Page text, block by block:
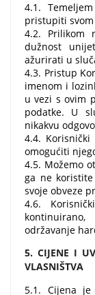
4.1.
pristupiti
4.2. Prilikom
dužnost
ažurirati u
4.3. Pristup
imenom i
u vezi s ovim
podatke. U
nikakvu
4.4.
omogućiti
4.5. Možemo
ga ne
svoje obveze
4.6.
održavanje
5. CIJENE I
VLASNIŠTVA
5.1. Cijena